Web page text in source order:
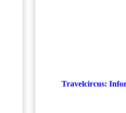
Travelcircus: